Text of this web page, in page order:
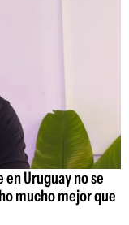
en Uruguay no se
mucho mejor que